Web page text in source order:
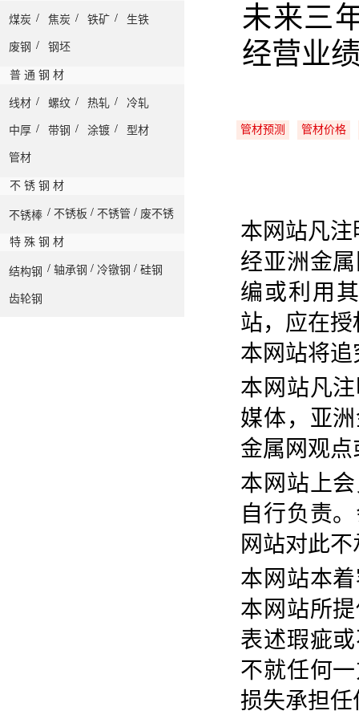
煤炭 / 焦炭 / 铁矿 / 生铁
废钢 / 钢坯
普 通 钢 材
线材 / 螺纹 / 热轧 / 冷轧
中厚 / 带钢 / 涂镀 / 型材
管材
不 锈 钢 材
不锈棒 / 不锈板 / 不锈管 / 废不锈
特 殊 钢 材
结构钢 / 轴承钢 / 冷镦钢 / 硅钢
齿轮钢
未来三
经营业
管材预测 管材价格
本网站凡
经亚洲金
编或利用
站，应在
本网站将
本网站凡
媒体，亚
金属网观
本网站上
自行负责
网站对此
本网站本
本网站所
表述瑕疵
不就任何
损失承担任